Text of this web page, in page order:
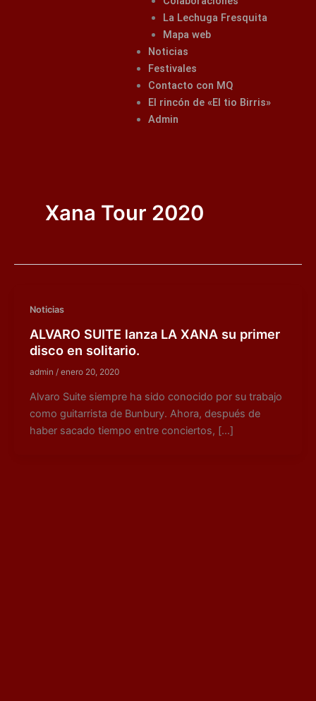
La Lechuga Fresquita
Mapa web
Noticias
Festivales
Contacto con MQ
El rincón de «El tio Birris»
Admin
Xana Tour 2020
Noticias
ALVARO SUITE lanza LA XANA su primer
disco en solitario.
admin / enero 20, 2020
Alvaro Suite siempre ha sido conocido por su trabajo
como guitarrista de Bunbury. Ahora, después de
haber sacado tiempo entre conciertos, […]